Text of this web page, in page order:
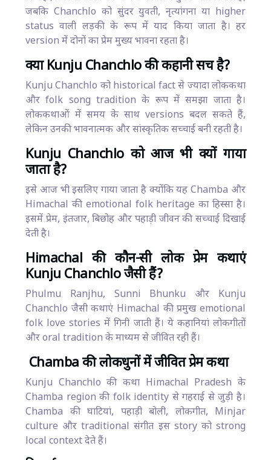
जबकि Chanchlo को सुंदर युवती, नृत्यांगना या higher
status वाली लड़की के रूप में याद किया जाता है। हर
version में दोनों का प्रेम मुख्य भावना रहता है।
क्या Kunju Chanchlo की कहानी सच है?
Kunju Chanchlo को historical fact से ज्यादा लोककथा
और folk song tradition के रूप में समझा जाता है।
लोककथाओं में समय के साथ versions बदल सकते हैं,
लेकिन उनकी भावनात्मक और सांस्कृतिक सच्चाई बनी रहती है।
Kunju Chanchlo को आज भी क्यों गाया
जाता है?
इसे आज भी इसलिए गाया जाता है क्योंकि यह Chamba और
Himachal की emotional folk heritage का हिस्सा है।
इसमें प्रेम, इंतजार, बिछोह और पहाड़ी जीवन की सच्चाई दिखाई
देती है।
Himachal की कौन-सी लोक प्रेम कथाएं
Kunju Chanchlo जैसी हैं?
Phulmu Ranjhu, Sunni Bhunku और Kunju
Chanchlo जैसी कथाएं Himachal की प्रमुख emotional
folk love stories में गिनी जाती हैं। ये कहानियां लोकगीतों
और oral tradition के माध्यम से जीवित रही हैं।
Chamba की लोकधुनों में जीवित प्रेम कथा
Kunju Chanchlo की कथा Himachal Pradesh के
Chamba region की folk identity से गहराई से जुड़ी है।
Chamba की घाटियां, पहाड़ी बोली, लोकगीत, Minjar
culture और traditional संगीत इस story को strong
local context देते हैं।